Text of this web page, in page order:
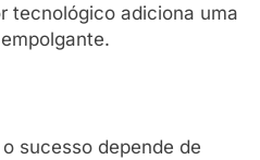
tecnológico adiciona uma
sucesso depende de